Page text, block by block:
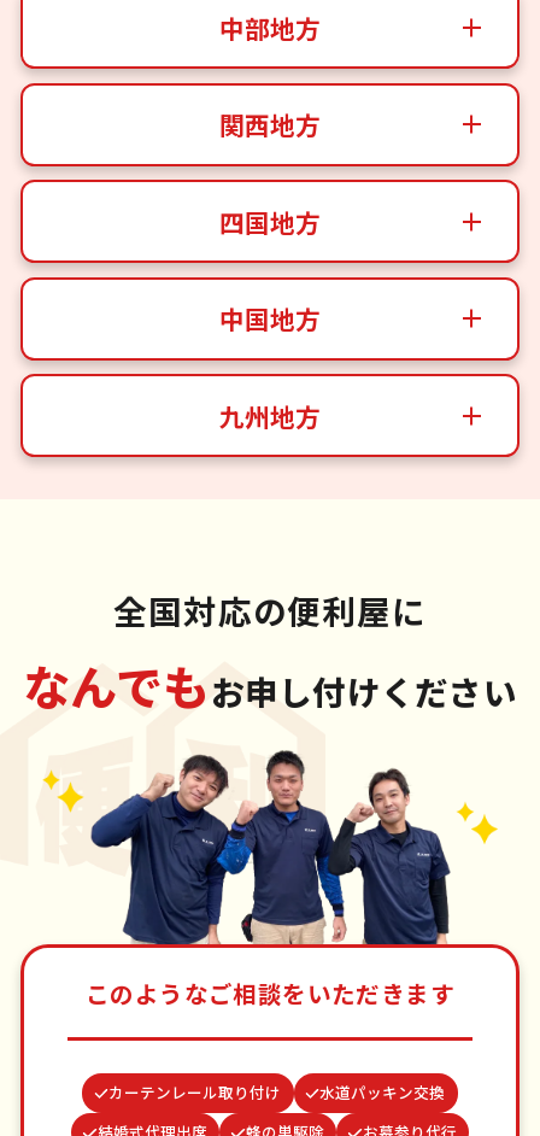
中部地方
関西地方
四国地方
中国地方
九州地方
全国対応の便利屋に
なんでもお申し付けください
このようなご相談をいただきます
カーテンレール取り付け
水道パッキン交換